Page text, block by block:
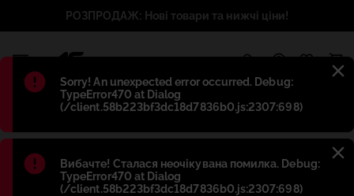
Błąd:
Sorry! An unexpected error occurred. Debug:
TypeError470 at Dialog
(/client.58b223bf3dc18d7836b0.js:2307:698)
Błąd:
Вибачте! Сталася неочікувана помилка. Debug:
TypeError470 at Dialog
(/client.58b223bf3dc18d7836b0.js:2307:698)
РОЗПРОДАЖ: Нові товари та нижчі ціни!